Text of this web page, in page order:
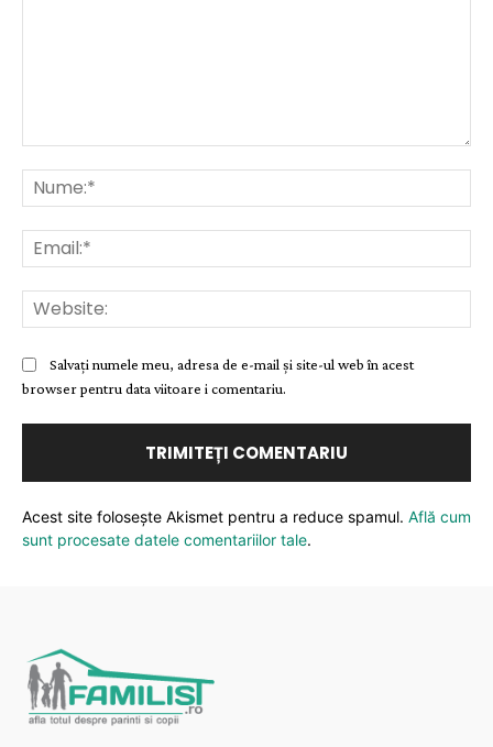
Salvați numele meu, adresa de e-mail și site-ul web în acest
browser pentru data viitoare i comentariu.
Acest site folosește Akismet pentru a reduce spamul. Află cum
sunt procesate datele comentariilor tale.